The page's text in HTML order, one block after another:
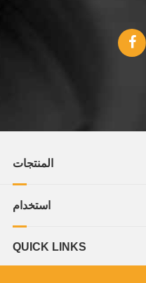
المنتجات
استخدام
QUICK LINKS